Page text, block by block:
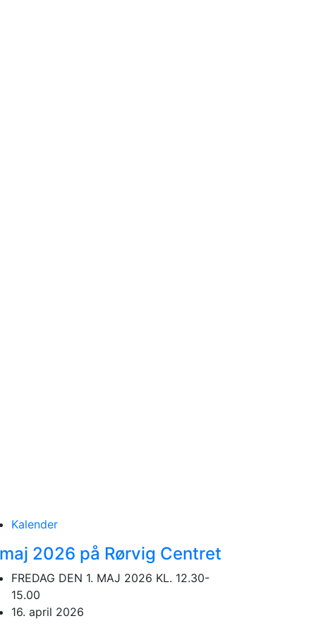
Kalender
2026 på Rørvig Centret
FREDAG DEN 1. MAJ 2026 KL. 12.30-
15.00
16. april 2026